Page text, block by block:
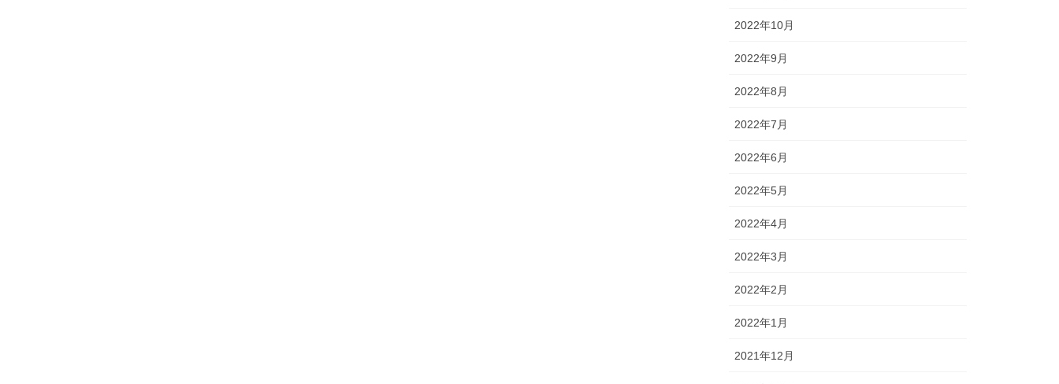
2022年10月
2022年9月
2022年8月
2022年7月
2022年6月
2022年5月
2022年4月
2022年3月
2022年2月
2022年1月
2021年12月